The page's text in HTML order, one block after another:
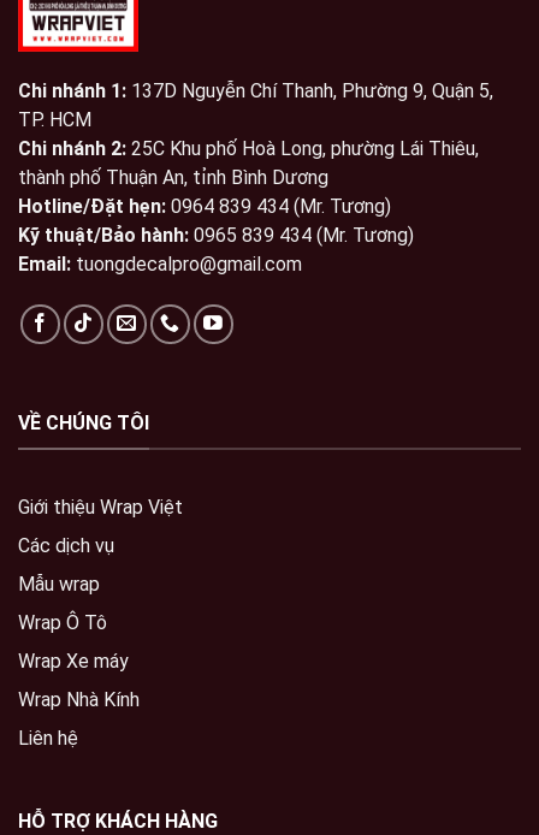
Chi nhánh 1: 137D Nguyễn Chí Thanh, Phường 9, Quận 5,
TP. HCM
Chi nhánh 2: 25C Khu phố Hoà Long, phường Lái Thiêu,
thành phố Thuận An, tỉnh Bình Dương
Hotline/Đặt hẹn: 0964 839 434 (Mr. Tương)
Kỹ thuật/Bảo hành: 0965 839 434 (Mr. Tương)
Email: tuongdecalpro@gmail.com
VỀ CHÚNG TÔI
Giới thiệu Wrap Việt
Các dịch vụ
Mẫu wrap
Wrap Ô Tô
Wrap Xe máy
Wrap Nhà Kính
Liên hệ
HỖ TRỢ KHÁCH HÀNG